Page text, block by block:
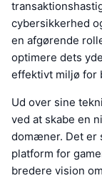
cybersikkerhed
en afgørende
optimere dets
effektivt miljø for
Ud over sine
ved at skabe en
domæner. Det er
platform for
bredere vision